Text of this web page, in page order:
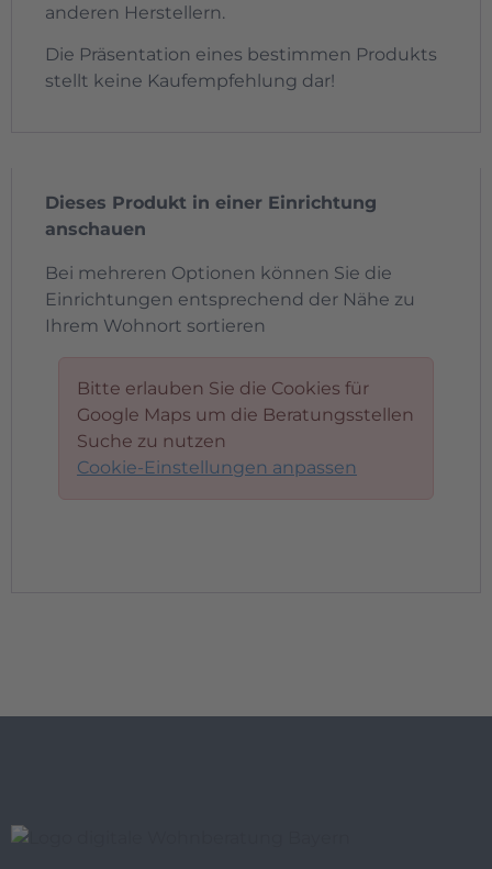
anderen Herstellern.
Die Präsentation eines bestimmen Produkts
stellt keine Kaufempfehlung dar!
Dieses Produkt in einer Einrichtung
anschauen
Bei mehreren Optionen können Sie die
Einrichtungen entsprechend der Nähe zu
Ihrem Wohnort sortieren
Bitte erlauben Sie die Cookies für
Google Maps um die Beratungsstellen
Suche zu nutzen
Cookie-Einstellungen anpassen